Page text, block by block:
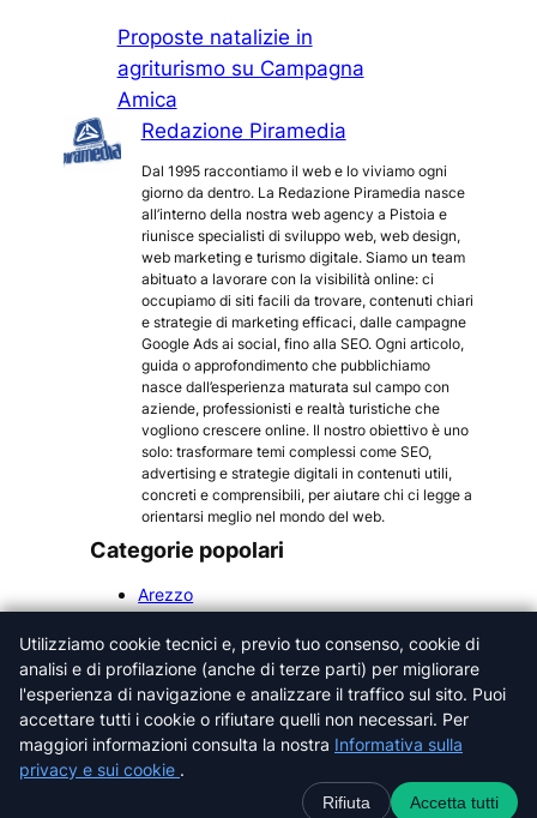
Proposte natalizie in
agriturismo su Campagna
Amica
Redazione Piramedia
Dal 1995 raccontiamo il web e lo viviamo ogni
giorno da dentro. La Redazione Piramedia nasce
all’interno della nostra web agency a Pistoia e
riunisce specialisti di sviluppo web, web design,
web marketing e turismo digitale. Siamo un team
abituato a lavorare con la visibilità online: ci
occupiamo di siti facili da trovare, contenuti chiari
e strategie di marketing efficaci, dalle campagne
Google Ads ai social, fino alla SEO. Ogni articolo,
guida o approfondimento che pubblichiamo
nasce dall’esperienza maturata sul campo con
aziende, professionisti e realtà turistiche che
vogliono crescere online. Il nostro obiettivo è uno
solo: trasformare temi complessi come SEO,
advertising e strategie digitali in contenuti utili,
concreti e comprensibili, per aiutare chi ci legge a
orientarsi meglio nel mondo del web.
Categorie popolari
Arezzo
Grosseto
Livorno
Lucca
Massa-Carrara
Pisa
Pistoia
Utilizziamo cookie tecnici e, previo tuo consenso, cookie di
analisi e di profilazione (anche di terze parti) per migliorare
l'esperienza di navigazione e analizzare il traffico sul sito. Puoi
accettare tutti i cookie o rifiutare quelli non necessari. Per
maggiori informazioni consulta la nostra Informativa sulla
privacy e sui cookie .
Rifiuta Accetta tutti